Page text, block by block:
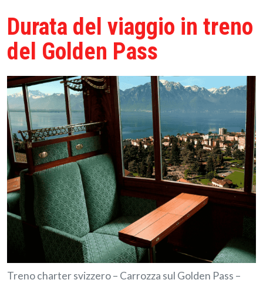
Durata del viaggio in treno
del Golden Pass
Treno charter svizzero – Carrozza sul Golden Pass –